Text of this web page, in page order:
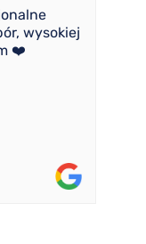
wysokiej
❤️